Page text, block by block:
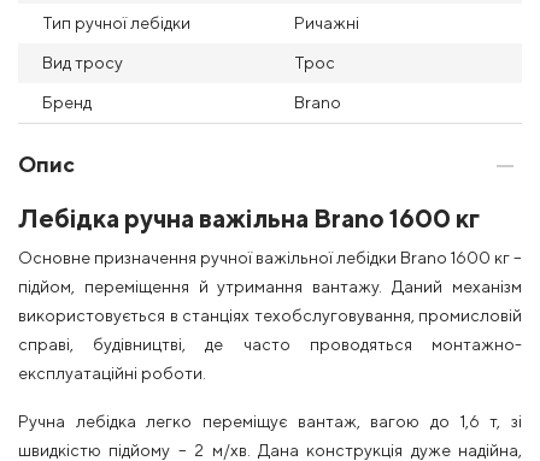
Тип ручної лебідки Ричажні
Вид тросу Трос
Бренд Brano
Опис
Лебідка ручна важільна Brano 1600 кг
Основне призначення ручної важільної лебідки Brano 1600 кг –
підйом, переміщення й утримання вантажу. Даний механізм
використовується в станціях техобслуговування, промисловій
справі, будівництві, де часто проводяться монтажно-
експлуатаційні роботи.
Ручна лебідка легко переміщує вантаж, вагою до 1,6 т, зі
швидкістю підйому – 2 м/хв. Дана конструкція дуже надійна,